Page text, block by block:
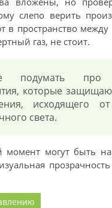
слепо верить
в пространство между
газ, не стоит.
подумать про
которые
исходящего
света.
момент могут быть